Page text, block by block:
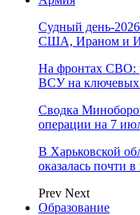
Судный день-
США, Ираном и
На фронтах СВО:
ВСУ на ключевых
Сводка
операции на 7
В Харьковской
оказалась почти
Prev Next
Образование